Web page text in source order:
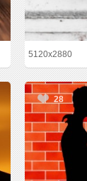
5120x2880
28